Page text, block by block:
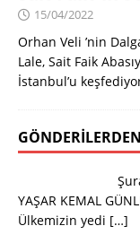
15/04/2022
Orhan Veli ’nin
Lale, Sait Faik
İstanbul’u
YAŞAR KEMAL
Ülkemizin yedi […]